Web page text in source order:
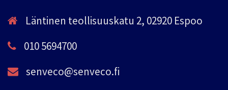
Läntinen teollisuuskatu 2, 02920 Espoo
010 5694700
senveco@senveco.fi